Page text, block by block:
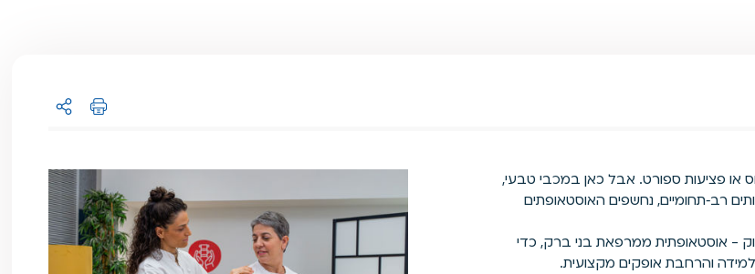
או פציעות ספורט. אבל כאן במכבי טבעי,
רב‑תחומיים, נחשפים האוסטאופתים
- אוסטאופתית ממרפאת בני ברק, כדי
והרחבת אופקים מקצועית.